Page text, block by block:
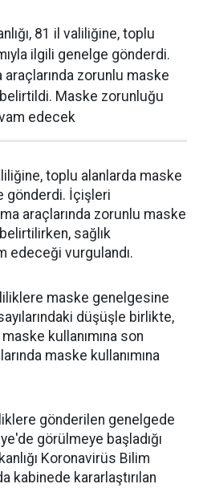
81 il valiliğine, toplu
ilgili genelge gönderdi.
araçlarında zorunlu maske
belirtildi. Maske zorunluğu
edecek
toplu alanlarda maske
gönderdi. İçişleri
araçlarında zorunlu maske
sağlık
edeceği vurgulandı.
maske genelgesine
düşüşle birlikte,
kullanımına son
maske kullanımına
gönderilen genelgede
görülmeye başladığı
Koronavirüs Bilim
kabinede kararlaştırılan